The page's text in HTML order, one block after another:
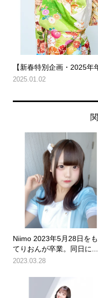
【新春特別企画・2025
2025.01.02
Niimo 2023年5月28日を
てりおんが卒業。同日に...
2023.03.28